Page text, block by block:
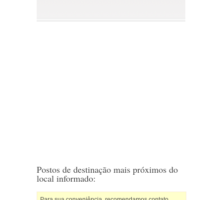
Postos de destinação mais próximos do
local informado: